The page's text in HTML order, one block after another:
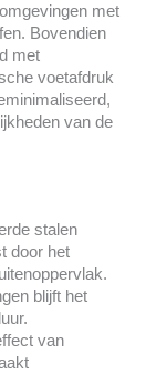
met
Bovendien
met
voetafdruk
van de
stalen
door het
blijft het
van